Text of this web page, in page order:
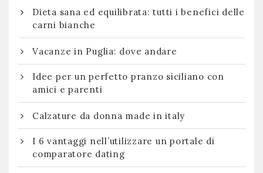
Dieta sana ed equilibrata: tutti i benefici delle
carni bianche
Vacanze in Puglia: dove andare
Idee per un perfetto pranzo siciliano con
amici e parenti
Calzature da donna made in italy
I 6 vantaggi nell’utilizzare un portale di
comparatore dating